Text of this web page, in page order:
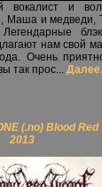
вокалист и
Маша и медведи,
нам свой
Очень
так прос...
(.no) Blood Red
2013